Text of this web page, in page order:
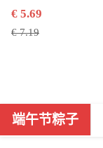
€ 5.69
€ 7.19
端午节粽子